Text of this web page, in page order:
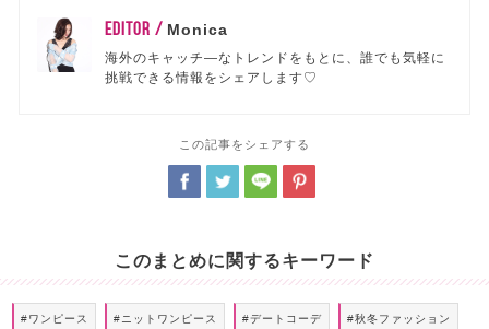
EDITOR / Monica
海外のキャッチ―なトレンドをもとに、誰でも気軽に
挑戦できる情報をシェアします♡
この記事をシェアする
このまとめに関するキーワード
#ワンピース #ニットワンピース #デートコーデ #秋冬ファッション